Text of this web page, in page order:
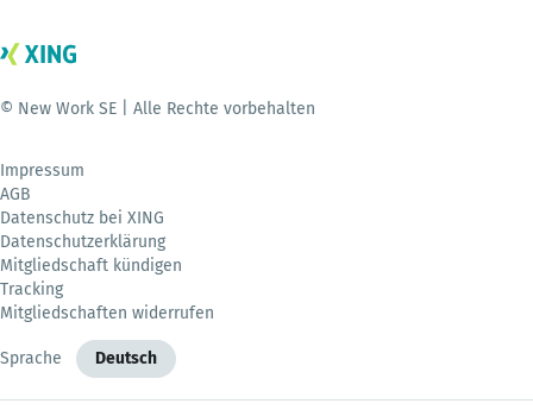
© New Work SE | Alle Rechte vorbehalten
Impressum
AGB
Datenschutz bei XING
Datenschutzerklärung
Mitgliedschaft kündigen
Tracking
Mitgliedschaften widerrufen
Sprache Deutsch